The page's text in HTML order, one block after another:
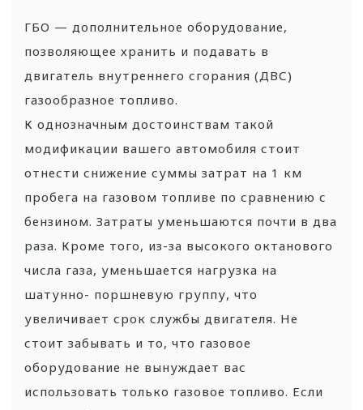
ГБО — дополнительное оборудование,
позволяющее хранить и подавать в
двигатель внутреннего сгорания (ДВС)
газообразное топливо.
К однозначным достоинствам такой
модификации вашего автомобиля стоит
отнести снижение суммы затрат на 1 км
пробега на газовом топливе по сравнению с
бензином. Затраты уменьшаются почти в два
раза. Кроме того, из-за высокого октанового
числа газа, уменьшается нагрузка на
шатунно- поршневую группу, что
увеличивает срок службы двигателя. Не
стоит забывать и то, что газовое
оборудование не вынуждает вас
использовать только газовое топливо. Если